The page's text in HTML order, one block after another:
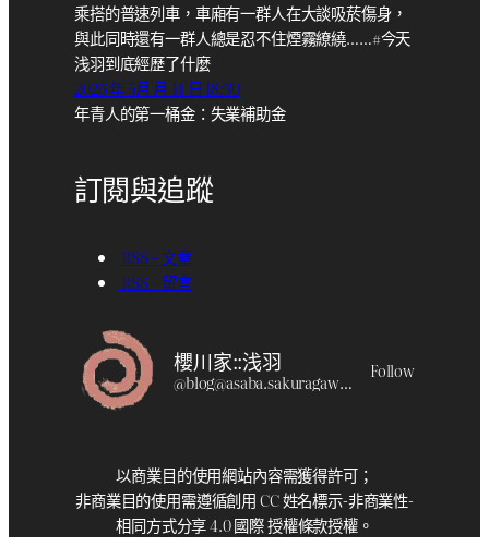
乘搭的普速列車，車廂有一群人在大談吸菸傷身，
與此同時還有一群人總是忍不住煙霧繚繞……#今天
浅羽到底經歷了什麼
2026 年 5月 月 14 日 18:30
年青人的第一桶金：失業補助金
訂閱與追蹤
RSS – 文章
RSS – 留言
櫻川家::浅羽
@blog@asaba.sakuragawa.moe Follow
以商業目的使用網站內容需獲得許可；
非商業目的使用需遵循創用 CC 姓名標示-非商業性-
相同方式分享 4.0 國際 授權條款授權。